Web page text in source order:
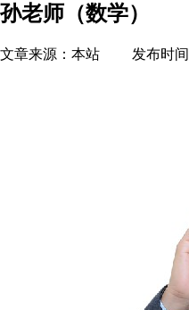
孙老师（数学）
文章来源：本站 发布时间